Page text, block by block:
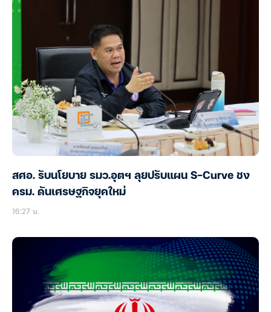
สศอ. รับนโยบาย รมว.อุตฯ ลุยปรับแผน S-Curve ชง
ครม. ดันเศรษฐกิจยุคใหม่
16:27 น.